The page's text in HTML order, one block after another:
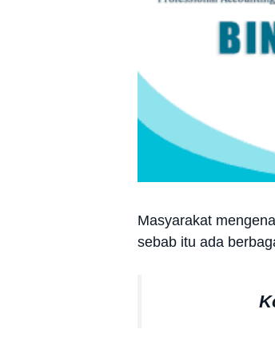
Masyarakat
sebab itu ada